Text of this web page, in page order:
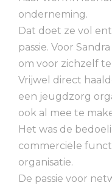
onderneming.
Dat doet ze vol
passie. Voor
om voor zichzelf
Vrijwel direct
een jeugdzorg
ook al mee te
Het was de
commerciële
organisatie.
De passie voor